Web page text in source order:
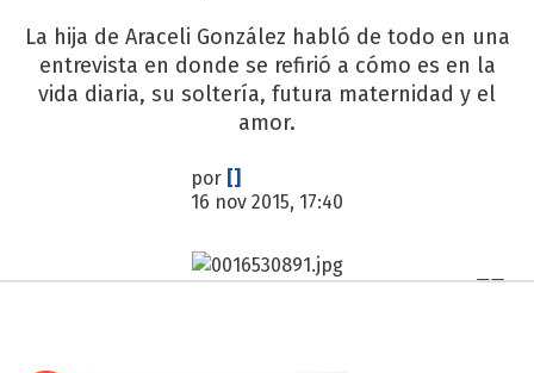
La hija de Araceli González habló de todo en una
entrevista en donde se refirió a cómo es en la
vida diaria, su soltería, futura maternidad y el
amor.
por []
16 nov 2015, 17:40